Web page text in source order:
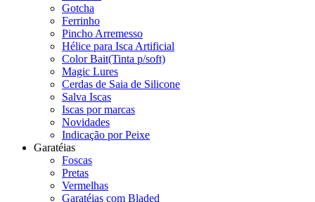
Gotcha
Ferrinho
Pincho Arremesso
Hélice para Isca Artificial
Color Bait(Tinta p/soft)
Magic Lures
Cerdas de Saia de Silicone
Salva Iscas
Iscas por marcas
Novidades
Indicação por Peixe
Garatéias
Foscas
Pretas
Vermelhas
Garatéias com Bladed